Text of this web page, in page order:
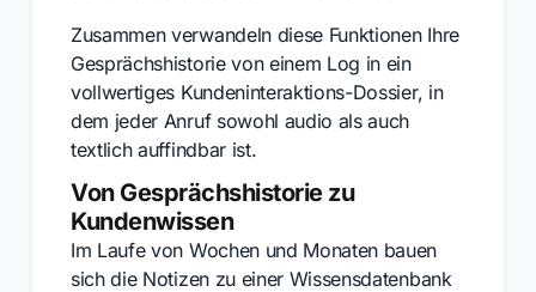
Zusammen verwandeln diese Funktionen Ihre
Gesprächshistorie von einem Log in ein
vollwertiges Kundeninteraktions-Dossier, in
dem jeder Anruf sowohl audio als auch
textlich auffindbar ist.
Von Gesprächshistorie zu
Kundenwissen
Im Laufe von Wochen und Monaten bauen
sich die Notizen zu einer Wissensdatenbank